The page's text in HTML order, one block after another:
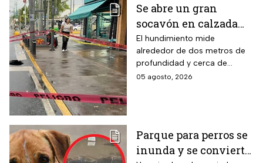
Se abre un gran
socavón en calzada
Taxqueña tras paso de
Trolebús
El hundimiento mide
alrededor de dos metros de
profundidad y cerca de
cuatro metros de diámetro.
05 agosto, 2026
Parque para perros se
inunda y se convierte